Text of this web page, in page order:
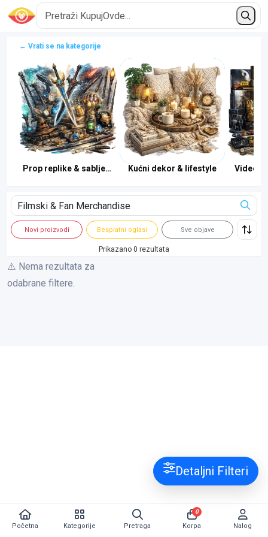
← Vrati se na kategorije
Prop replike & sablje/štapićiKućni dekor & lifestyle Video
Novi proizvodi Besplatni oglasi Sve objave
Prikazano 0 rezultata
⚠️ Nema rezultata za
odabrane filtere.
Detaljni Filteri
Početna Kategorije Pretraga Korpa
0
Nalog